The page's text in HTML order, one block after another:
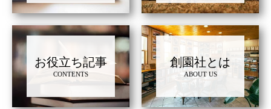
お役立ち記事
CONTENTS
創園社とは
ABOUT US